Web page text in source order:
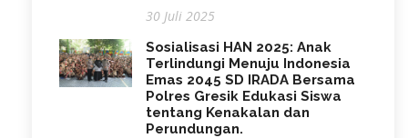
30 Juli 2025
Sosialisasi HAN 2025: Anak
Terlindungi Menuju Indonesia
Emas 2045 SD IRADA Bersama
Polres Gresik Edukasi Siswa
tentang Kenakalan dan
Perundungan.